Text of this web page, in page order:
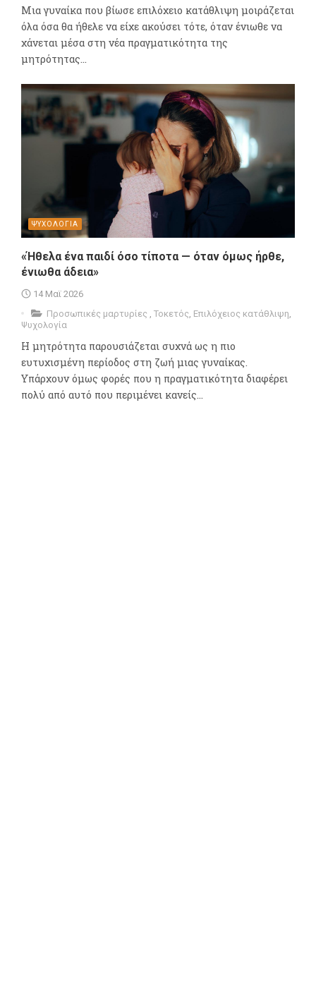
Μια γυναίκα που βίωσε επιλόχειο κατάθλιψη μοιράζεται
όλα όσα θα ήθελε να είχε ακούσει τότε, όταν ένιωθε να
χάνεται μέσα στη νέα πραγματικότητα της
μητρότητας...
ΨΥΧΟΛΟΓΙΑ
«Ήθελα ένα παιδί όσο τίποτα — όταν όμως ήρθε,
ένιωθα άδεια»
14 Μαϊ 2026
Προσωπικές μαρτυρίες
Τοκετός Επιλόχειος κατάθλιψη
Ψυχολογία
Η μητρότητα παρουσιάζεται συχνά ως η πιο
ευτυχισμένη περίοδος στη ζωή μιας γυναίκας.
Υπάρχουν όμως φορές που η πραγματικότητα διαφέρει
πολύ από αυτό που περιμένει κανείς...